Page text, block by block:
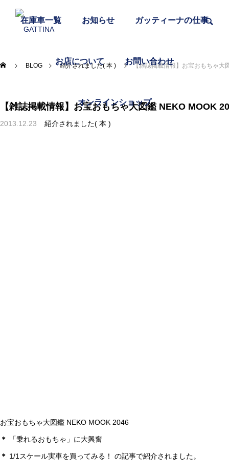
在庫車一覧 お知らせ ガッティーナの仕事
お店について お問い合わせ
オンラインショップ
BLOG 紹介されました( 本 ) 【雑誌掲載情報】お宝おもちゃ大
【雑誌掲載情報】お宝おもちゃ大図鑑 NEKO MOOK
2013.12.23 紹介されました( 本 )
お宝おもちゃ大図鑑 NEKO MOOK 2046
＊ 「乗れるおもちゃ」に大興奮
＊ 1/1スケール実車を買ってみる！ の記事で紹介されました。